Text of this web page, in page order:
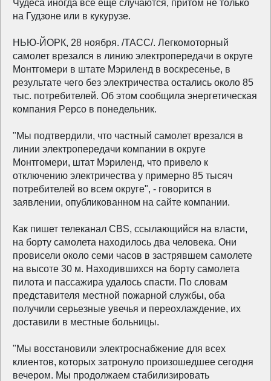
Чудеса иногда всё ещё случаются, притом не только
на Гудзоне или в кукурузе.
НЬЮ-ЙОРК, 28 ноября. /ТАСС/. Легкомоторный
самолет врезался в линию электропередачи в округе
Монтгомери в штате Мэриленд в воскресенье, в
результате чего без электричества остались около 85
тыс. потребителей. Об этом сообщила энергетическая
компания Pepco в понедельник.
"Мы подтвердили, что частный самолет врезался в
линии электропередачи компании в округе
Монтгомери, штат Мэриленд, что привело к
отключению электричества у примерно 85 тысяч
потребителей во всем округе", - говорится в
заявлении, опубликованном на сайте компании.
Как пишет телеканал CBS, ссылающийся на власти,
на борту самолета находилось два человека. Они
провисели около семи часов в застрявшем самолете
на высоте 30 м. Находившихся на борту самолета
пилота и пассажира удалось спасти. По словам
представителя местной пожарной службы, оба
получили серьезные увечья и переохлаждение, их
доставили в местные больницы.
"Мы восстановили электроснабжение для всех
клиентов, которых затронуло произошедшее сегодня
вечером. Мы продолжаем стабилизировать